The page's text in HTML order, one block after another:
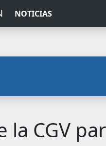
NOTICIAS
la CGV